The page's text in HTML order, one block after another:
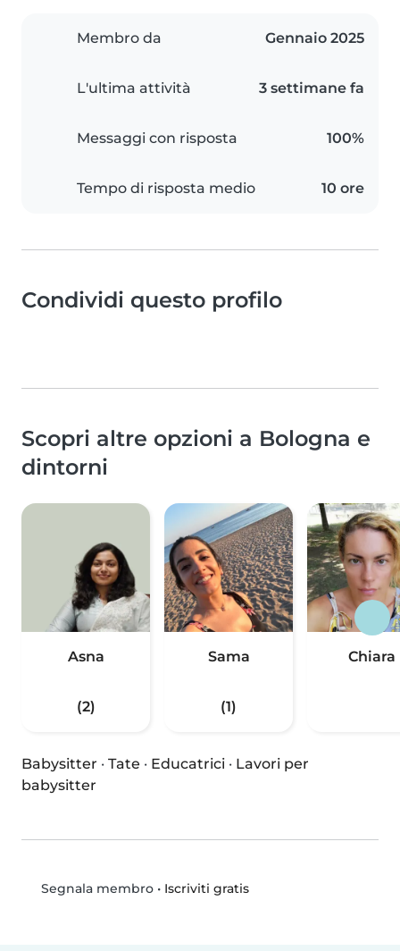
Membro da Gennaio 2025
L'ultima attività 3 settimane fa
Messaggi con risposta 100%
Tempo di risposta medio 10 ore
Condividi questo profilo
Scopri altre opzioni a Bologna e
dintorni
Asna
(2)
Sama
(1)
Chiara
Babysitter · Tate · Educatrici · Lavori per
babysitter
Segnala membro• Iscriviti gratis